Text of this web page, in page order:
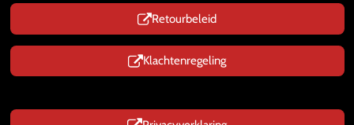
Retourbeleid
Klachtenregeling